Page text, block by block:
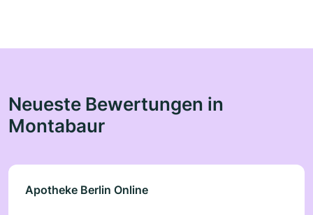
Neueste Bewertungen in
Montabaur
Apotheke Berlin Online